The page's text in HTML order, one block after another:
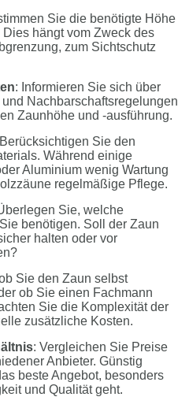
Sie die benötigte Höhe
hängt vom Zweck des
zum Sichtschutz
: Informieren Sie sich über
Nachbarschaftsregelungen
Zaunhöhe und -ausführung.
Sie den
Während einige
Aluminium wenig Wartung
regelmäßige Pflege.
Sie, welche
benötigen. Soll der Zaun
halten oder vor
Sie den Zaun selbst
ob Sie einen Fachmann
Sie die Komplexität der
zusätzliche Kosten.
: Vergleichen Sie Preise
Anbieter. Günstig
beste Angebot, besonders
und Qualität geht.